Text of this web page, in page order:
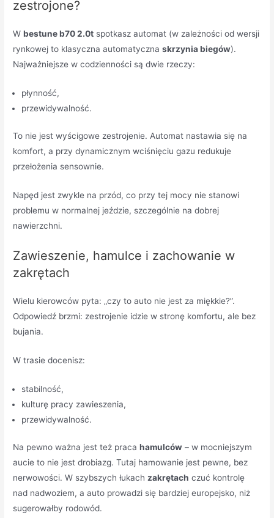
zestrojone?
Wbestune b70 2.0t spotkasz automat (w zależności od wersji
rynkowej to klasyczna automatycznaskrzynia biegów).
Najważniejsze w codzienności są dwie rzeczy:
płynność,
przewidywalność.
To nie jest wyścigowe zestrojenie. Automat nastawia się na
komfort, a przy dynamicznym wciśnięciu gazu redukuje
przełożenia sensownie.
Napęd jest zwykle na przód, co przy tej mocy nie stanowi
problemu w normalnej jeździe, szczególnie na dobrej
nawierzchni.
Zawieszenie, hamulce i zachowanie w
zakrętach
Wielu kierowców pyta: „czy to auto nie jest za miękkie?”.
Odpowiedź brzmi: zestrojenie idzie w stronę komfortu, ale bez
bujania.
W trasie docenisz:
stabilność,
kulturę pracy zawieszenia,
przewidywalność.
Na pewno ważna jest też pracahamulców – w mocniejszym
aucie to nie jest drobiazg. Tutaj hamowanie jest pewne, bez
nerwowości. W szybszych łukachzakrętach czuć kontrolę
nad nadwoziem, a auto prowadzi się bardziej europejsko, niż
sugerowałby rodowód.